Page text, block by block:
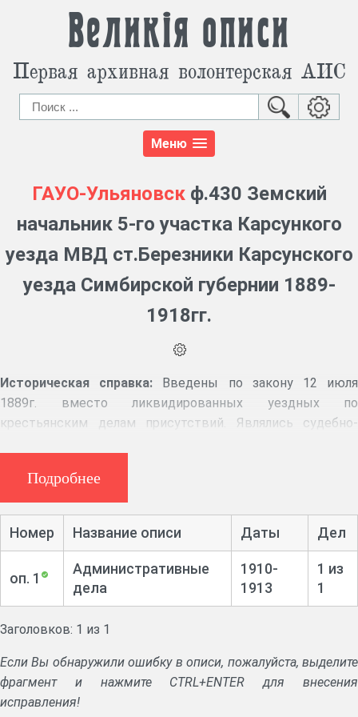
Великія описи
Первая архивная волонтерская АИС
Меню
ГАУО-Ульяновскф.430 Земский
начальник 5-го участка Карсункого
уезда МВД ст.Березники Карсунского
уезда Симбирской губернии 1889-
1918гг.
Историческая справка: Введены по закону 12 июля
1889г. вместо ликвидированных уездных по
крестьянским делам присутствий. Являлись судебно-
Ведомости об исполнении решений волостных судов.
Копии приговоров о назначении опеки над имуществом
умерших крестьян. Переписка с волостными
правлениями об опеке и призрении крестьян. Дела
нарушении права собственности, о восстановлении
выдаче удостоверений о бедности, о наложении
денежных штрафов. Реестры гражданских дел.
Уголовные дела. Дела по обвинению в самоуправстве: в
самовольной охоте, пастьбе скота, порубках леса и
Подробнее
Номер Название описи Даты Дел
оп. 1
Административные
дела
1910-
1913
1 из
1
Заголовков: 1 из 1
Если Вы обнаружили ошибку в описи, пожалуйста, выделите
фрагмент и нажмите CTRL+ENTER для внесения
исправления!